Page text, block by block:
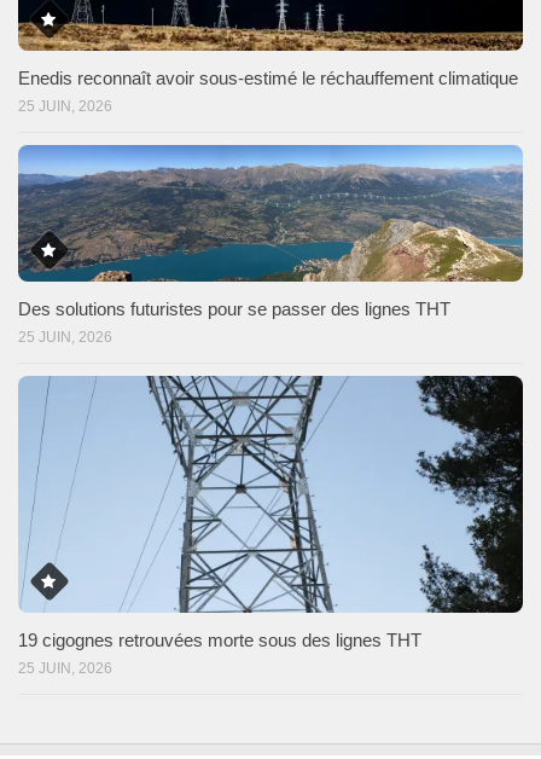
Enedis reconnaît avoir sous-estimé le réchauffement climatique
25 JUIN, 2026
Des solutions futuristes pour se passer des lignes THT
25 JUIN, 2026
19 cigognes retrouvées morte sous des lignes THT
25 JUIN, 2026